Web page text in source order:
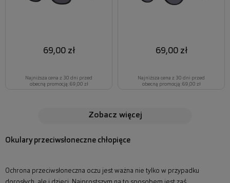
69,00 zł
Najniższa cena z 30 dni przed
obecną promocją: 69,00 zł
69,00 zł
Najniższa cena z 30 dni przed
obecną promocją: 69,00 zł
zobacz więcej
Okulary przeciwsłoneczne chłopięce
Ochrona przeciwsłoneczna oczu jest ważna nie tylko w przypadku